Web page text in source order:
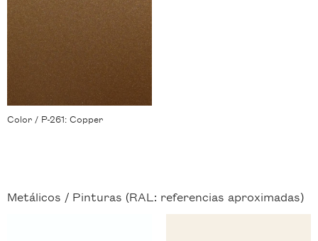
Color / P-261: Copper
Metálicos / Pinturas (RAL: referencias aproximadas)